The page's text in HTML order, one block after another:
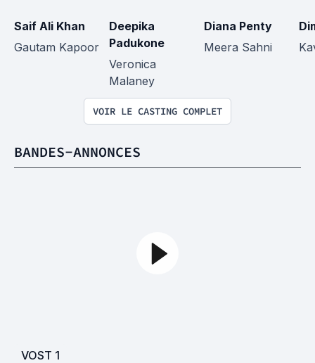
Saif Ali Khan
Gautam Kapoor
Deepika
Padukone
Veronica
Malaney
Diana Penty
Meera Sahni
VOIR LE CASTING COMPLET
BANDES-ANNONCES
VOST 1